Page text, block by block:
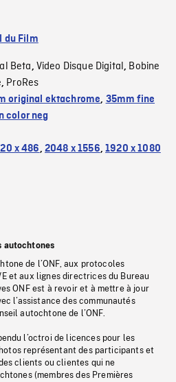
du Film
Beta, Video Disque Digital, Bobine
, ProRes
original ektachrome, 35mm fine
color neg
x 486, 2048 x 1556,1920 x 1080
autochtones
de l’ONF, aux protocoles
et aux lignes directrices du Bureau
ONF est à revoir et à mettre à jour
l’assistance des communautés
autochtone de l’ONF.
l’octroi de licences pour les
représentant des participants et
clients ou clientes qui ne
(membres des Premières